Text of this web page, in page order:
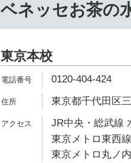
ベネッセお茶の
東京本校
0120-404-424
東京都千代田区
JR中央・総武線
東京メトロ東西
東京メトロ丸ノ